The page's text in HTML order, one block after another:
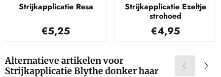
Strijkapplicatie Resa
Prijs: 5,25
€5,25
Strijkapplicatie Ezeltje
strohoed
Prijs: 4,95
€4,95
Alternatieve artikelen voor
Strijkapplicatie Blythe donker haar